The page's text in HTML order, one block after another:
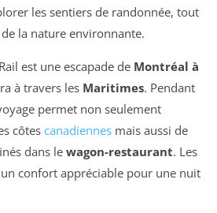
les sentiers de randonnée, tout
la nature environnante.
est une escapade de Montréal à
à travers les Maritimes. Pendant
permet non seulement
côtes canadiennes mais aussi de
dans le wagon-restaurant. Les
confort appréciable pour une nuit